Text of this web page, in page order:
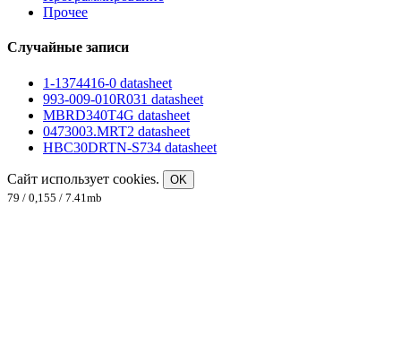
Прочее
Случайные записи
1-1374416-0 datasheet
993-009-010R031 datasheet
MBRD340T4G datasheet
0473003.MRT2 datasheet
HBC30DRTN-S734 datasheet
Сайт использует cookies.
OK
79 / 0,155 / 7.41mb